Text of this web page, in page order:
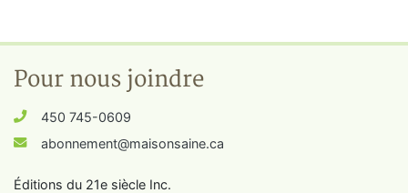
Pour nous joindre
450 745-0609
abonnement@maisonsaine.ca
Éditions du 21e siècle Inc.